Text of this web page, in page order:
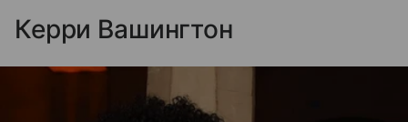
Керри Вашингтон